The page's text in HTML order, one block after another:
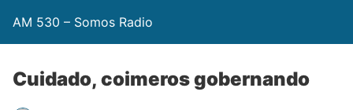
AM 530 – Somos Radio
Cuidado, coimeros gobernando